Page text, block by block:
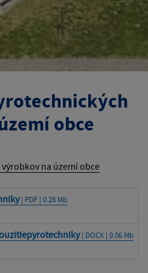
obce
na území obce
| PDF | 0.28 Mb
| DOCX | 0.06 Mb